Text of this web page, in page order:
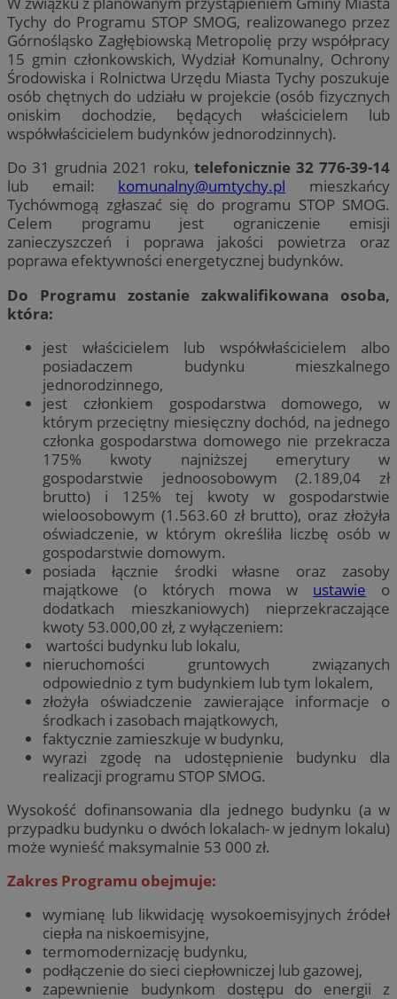
Tychy do Programu STOP SMOG, realizowanego przez
Górnośląsko Zagłębiowską Metropolię przy współpracy
15 gmin członkowskich, Wydział Komunalny, Ochrony
Środowiska i Rolnictwa Urzędu Miasta Tychy poszukuje
osób chętnych do udziału w projekcie (osób fizycznych
oniskim dochodzie, będących właścicielem lub
współwłaścicielem budynków jednorodzinnych).
Do 31 grudnia 2021 roku, telefonicznie 32 776-39-14
lub email: komunalny@umtychy.pl mieszkańcy
Tychówmogą zgłaszać się do programu STOP SMOG.
Celem programu jest ograniczenie emisji
zanieczyszczeń i poprawa jakości powietrza oraz
poprawa efektywności energetycznej budynków.
Do Programu zostanie zakwalifikowana osoba,
która:
jest właścicielem lub współwłaścicielem albo
posiadaczem budynku mieszkalnego
jednorodzinnego,
jest członkiem gospodarstwa domowego, w
którym przeciętny miesięczny dochód, na jednego
członka gospodarstwa domowego nie przekracza
175% kwoty najniższej emerytury w
gospodarstwie jednoosobowym (2.189,04 zł
brutto) i 125% tej kwoty w gospodarstwie
wieloosobowym (1.563.60 zł brutto), oraz złożyła
oświadczenie, w którym określiła liczbę osób w
gospodarstwie domowym.
posiada łącznie środki własne oraz zasoby
majątkowe (o których mowa w ustawie o
dodatkach mieszkaniowych) nieprzekraczające
kwoty 53.000,00 zł, z wyłączeniem:
wartości budynku lub lokalu,
nieruchomości gruntowych związanych
odpowiednio z tym budynkiem lub tym lokalem,
złożyła oświadczenie zawierające informacje o
środkach i zasobach majątkowych,
faktycznie zamieszkuje w budynku,
wyrazi zgodę na udostępnienie budynku dla
realizacji programu STOP SMOG.
Wysokość dofinansowania dla jednego budynku (a w
przypadku budynku o dwóch lokalach- w jednym lokalu)
może wynieść maksymalnie 53 000 zł.
Zakres Programu obejmuje:
wymianę lub likwidację wysokoemisyjnych źródeł
ciepła na niskoemisyjne,
termomodernizację budynku,
podłączenie do sieci ciepłowniczej lub gazowej,
zapewnienie budynkom dostępu do energii z